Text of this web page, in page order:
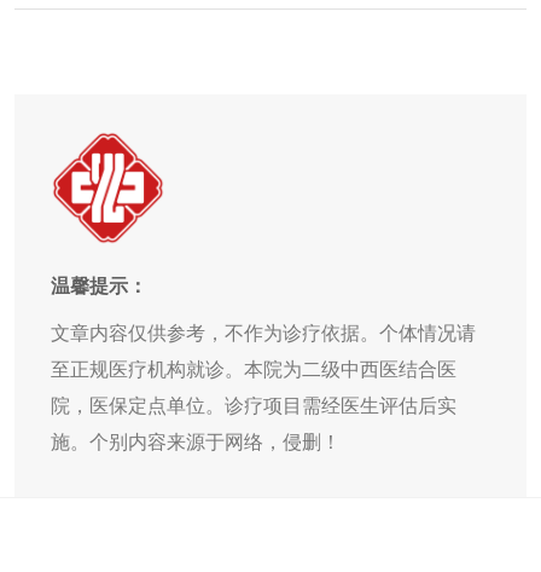
温馨提示：
文章内容仅供参考，不作为诊疗依据。个体情况请
至正规医疗机构就诊。本院为二级中西医结合医
院，医保定点单位。诊疗项目需经医生评估后实
施。个别内容来源于网络，侵删！